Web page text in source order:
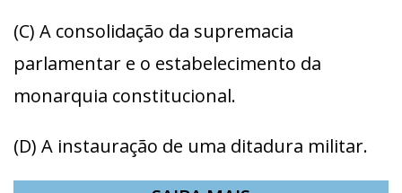
(C) A consolidação da supremacia
parlamentar e o estabelecimento da
monarquia constitucional.
(D) A instauração de uma ditadura militar.